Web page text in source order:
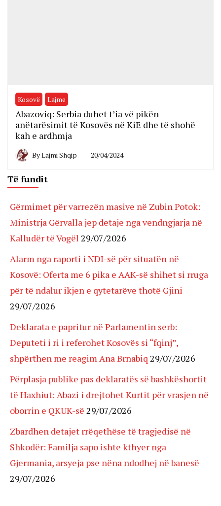
Kosovë Lajme
Abazoviq: Serbia duhet t’ia vë pikën
anëtarësimit të Kosovës në KiE dhe të shohë
kah e ardhmja
ByLajmi Shqip 20/04/2024
Të fundit
Gërmimet për varrezën masive në Zubin Potok:
Ministrja Gërvalla jep detaje nga vendngjarja në
Kalludër të Vogël 29/07/2026
Alarm nga raporti i NDI-së për situatën në
Kosovë: Oferta me 6 pika e AAK-së shihet si rruga
për të ndalur ikjen e qytetarëve thotë Gjini
29/07/2026
Deklarata e papritur në Parlamentin serb:
Deputeti i ri i referohet Kosovës si “fqinj”,
shpërthen me reagim Ana Brnabiq 29/07/2026
Përplasja publike pas deklaratës së bashkëshortit
të Haxhiut: Abazi i drejtohet Kurtit për vrasjen në
oborrin e QKUK-së 29/07/2026
Zbardhen detajet rrëqethëse të tragjedisë në
Shkodër: Familja sapo ishte kthyer nga
Gjermania, arsyeja pse nëna ndodhej në banesë
29/07/2026